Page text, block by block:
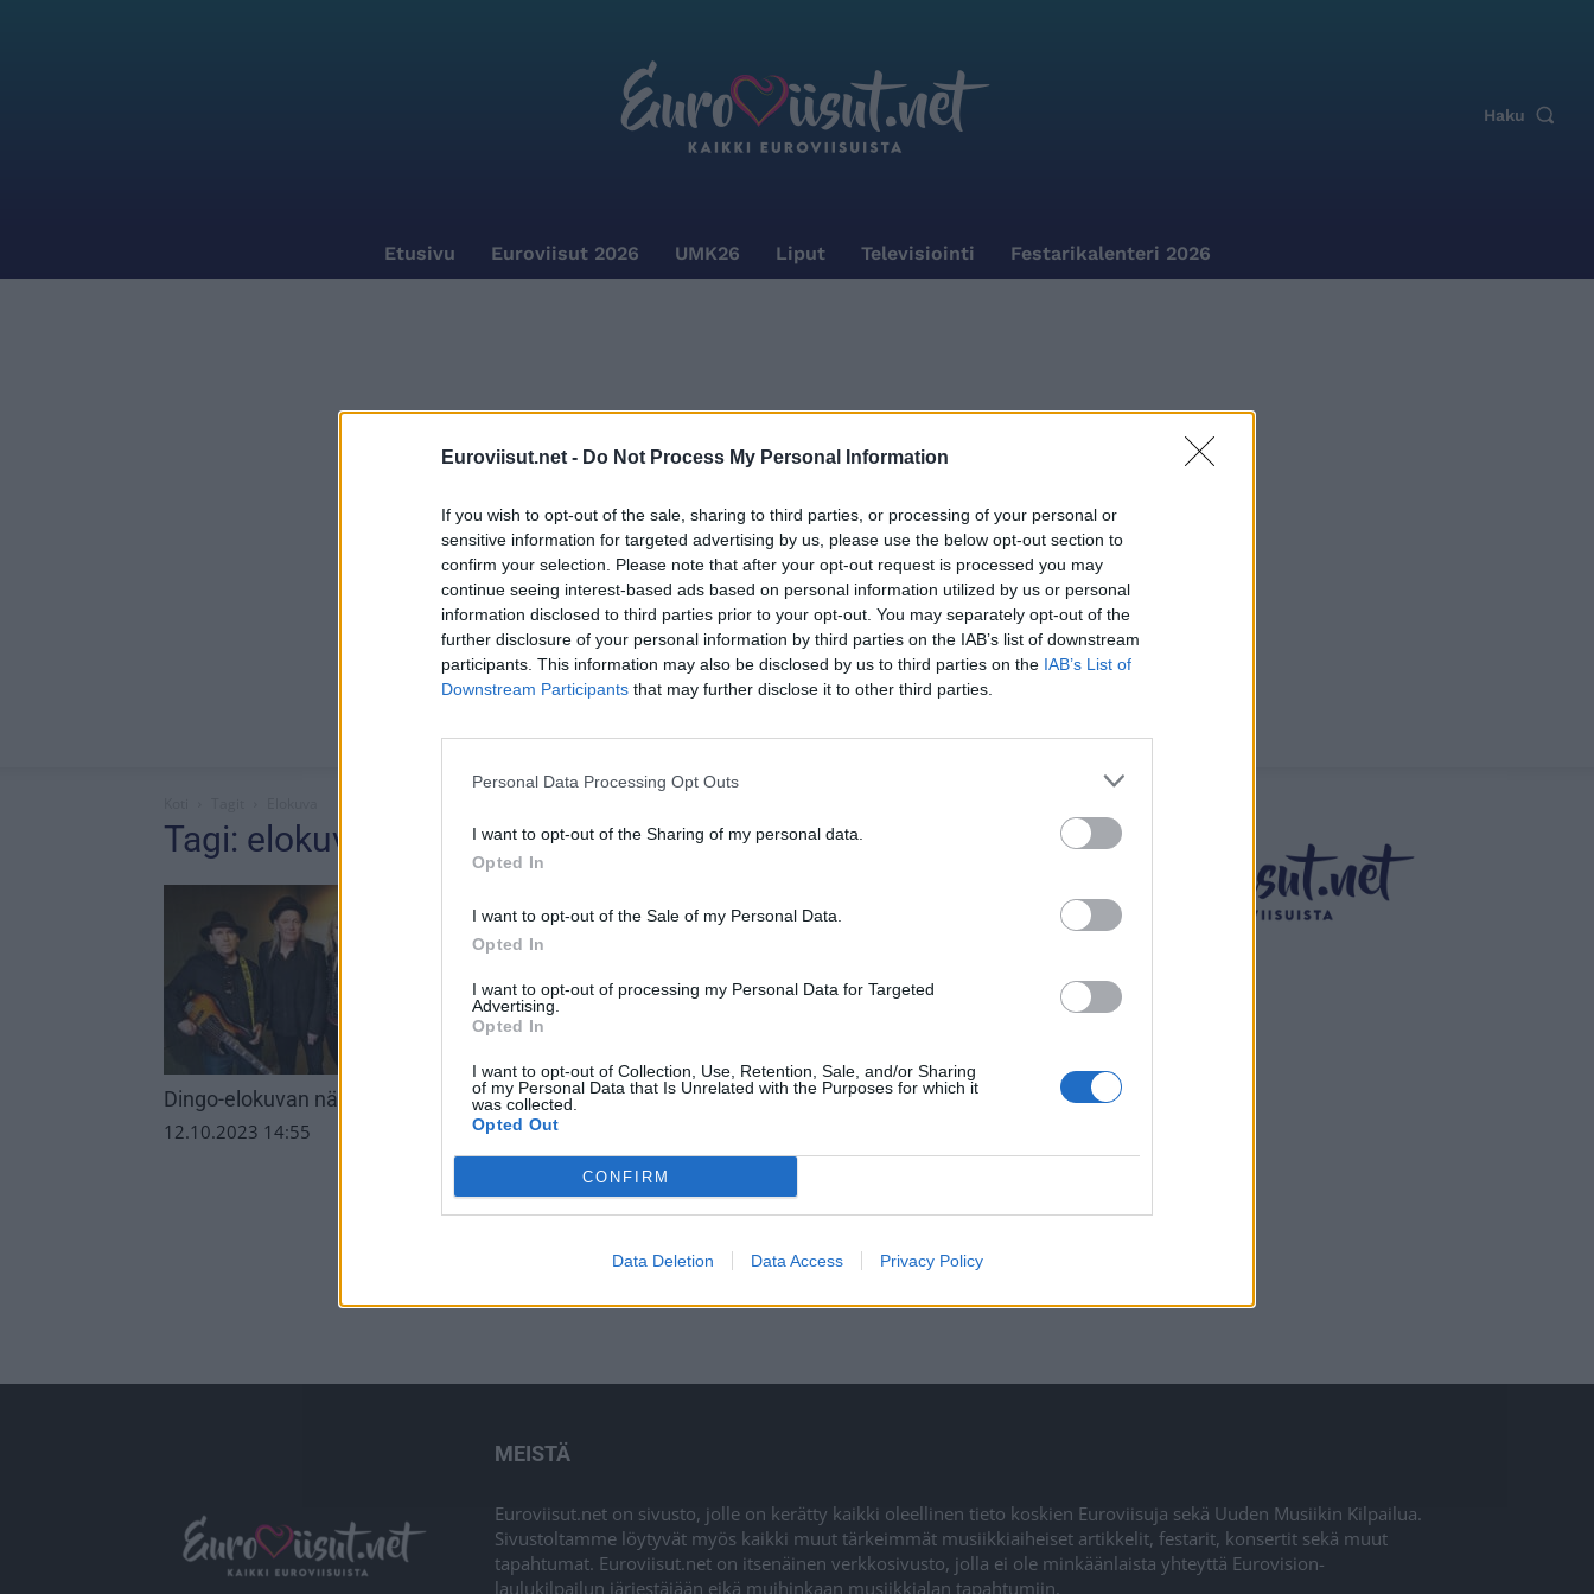
Euroviisut.net - Do Not Process My Personal Information
If you wish to opt-out of the sale, sharing to third parties, or processing of your personal or
sensitive information for targeted advertising by us, please use the below opt-out section to
confirm your selection. Please note that after your opt-out request is processed you may
continue seeing interest-based ads based on personal information utilized by us or personal
information disclosed to third parties prior to your opt-out. You may separately opt-out of the
further disclosure of your personal information by third parties on the IAB’s list of downstream
participants. This information may also be disclosed by us to third parties on the IAB’s List of
Downstream Participants that may further disclose it to other third parties.
Personal Data Processing Opt Outs
I want to opt-out of the Sharing of my personal data.
Opted In
I want to opt-out of the Sale of my Personal Data.
Opted In
I want to opt-out of processing my Personal Data for Targeted
Advertising.
Opted In
I want to opt-out of Collection, Use, Retention, Sale, and/or Sharing
of my Personal Data that Is Unrelated with the Purposes for which it
was collected.
Opted Out
CONFIRM
Data Deletion Data Access Privacy Policy
Haku
Etusivu Euroviisut 2026 UMK26 Liput Televisiointi Festarikalenteri 2026
Tagi: elokuva
Dingo-elokuvan näyttelijöitä julki – ensi-ilta luvassa syksyllä 2024
12.10.2023 14:55
MEISTÄ
Euroviisut.net on sivusto, jolle on kerätty kaikki oleellinen tieto koskien Euroviisuja sekä Uuden Musiikin Kilpailua.
Sivustoltamme löytyvät myös kaikki muut tärkeimmät musiikkiaiheiset artikkelit, festarit, konsertit sekä muut
tapahtumat. Euroviisut.net on itsenäinen verkkosivusto, jolla ei ole minkäänlaista yhteyttä Eurovision-
laulukilpailun järjestäjään eikä muihinkaan musiikkialan tapahtumiin.